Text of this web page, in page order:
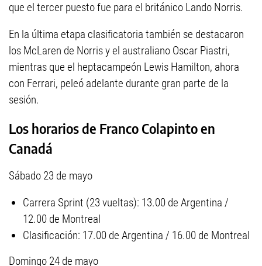
que el tercer puesto fue para el británico Lando Norris.
En la última etapa clasificatoria también se destacaron
los McLaren de Norris y el australiano Oscar Piastri,
mientras que el heptacampeón Lewis Hamilton, ahora
con Ferrari, peleó adelante durante gran parte de la
sesión.
Los horarios de Franco Colapinto en
Canadá
Sábado 23 de mayo
Carrera Sprint (23 vueltas): 13.00 de Argentina /
12.00 de Montreal
Clasificación: 17.00 de Argentina / 16.00 de Montreal
Domingo 24 de mayo